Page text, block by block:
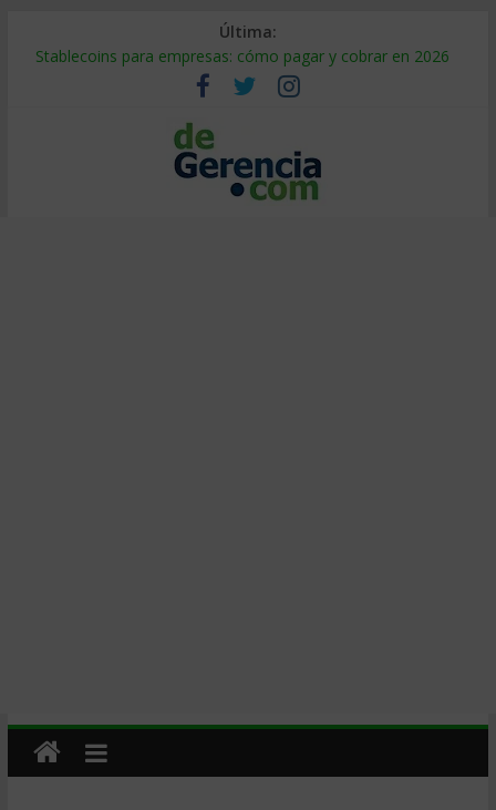
Última:
Stablecoins para empresas: cómo pagar y cobrar en 2026
Despido silencioso: qué es y por qué sale tan caro
IA en selección de personal: cómo auditarla a tiempo
Trabajo forzoso en la cadena de suministro: qué hacer
Mercado hispano de EE. UU.: cómo segmentarlo y venderle